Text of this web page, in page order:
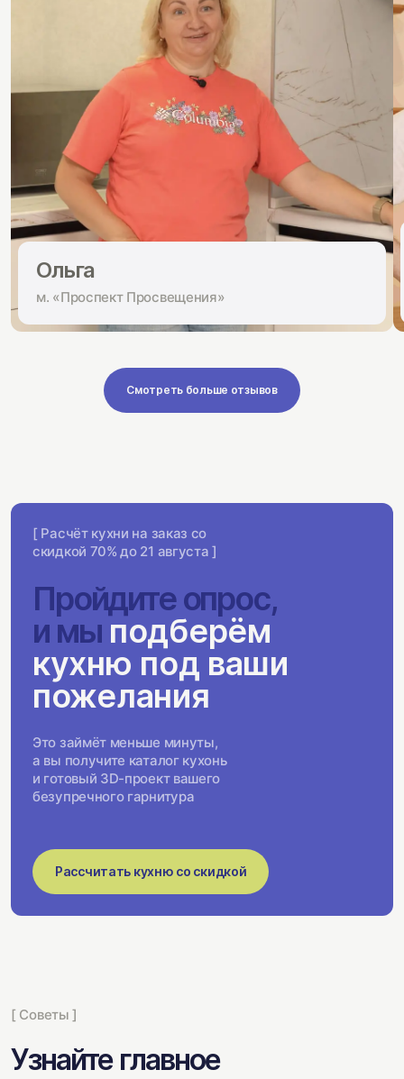
Ольга
м. «Проспект Просвещения»
Смотреть больше отзывов
[ Расчёт кухни на заказ со
скидкой 70% до 21 августа ]
Пройдите опрос,
и мыподберём
кухню под ваши
пожелания
Это займёт меньше минуты,
а вы получите каталог кухонь
и готовый 3D-проект вашего
безупречного гарнитура
Рассчитать кухню со скидкой
[ Советы ]
Узнайте главное